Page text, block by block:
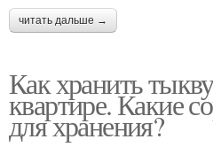
читать дальше →
Как хранить
квартире. Какие
для хранения?